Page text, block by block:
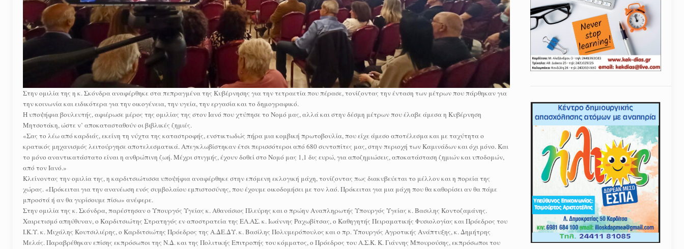
Στην ομιλία της η κ. Σκόνδρα αναφέρθηκε στα πεπραγμένα της Κυβέρνησης για την τετραετία που πέρασε, τονίζοντας την ένταση των μέτρων που πάρθηκαν για
την κοινωνία και ειδικότερα για την οικογένεια, την υγεία, την εργασία και το δημογραφικό.
Η υποψήφια βουλευτής, αφιέρωσε μέρος της ομιλίας της στον Ιανό που χτύπησε το Νομό μας, αλλά και στην δέσμη μέτρων που έλαβε άμεσα η Κυβέρνηση
Μητσοτάκη, ώστε ν’ αποκατασταθούν οι βιβλικές ζημιές.
«Σας το λέω από καρδιάς, εκείνη τη νύχτα της καταστροφής, ενστικτωδώς πήρα μια κομβική πρωτοβουλία, που είχε άμεσο αποτέλεσμα και με ταχύτητα ο
κρατικός μηχανισμός λειτούργησε αποτελεσματικά. Απεγκλωβίστηκαν έτσι περισσότεροι από 680 συντοπίτες μας, στην περιοχή των Καμινάδων και όχι μόνο. Και
το μόνο αναντικατάστατο είναι η ανθρώπινη ζωή. Μέχρι στιγμής, έχουν δοθεί στο Νομό μας 1,1 δις ευρώ, για αποζημιώσεις, αποκατάσταση ζημιών και υποδομών,
από τον Ιανό.»
Κλείνοντας την ομιλία της, η καρδιτσιώτισσα υποψήφια αναφέρθηκε στην επόμενη εκλογική μάχη, τονίζοντας πως διακυβεύεται το μέλλον και η πορεία της
χώρας. «Πρόκειται για την ανανέωση ενός συμβολαίου εμπιστοσύνης, που έχουμε οικοδομήσει με τον λαό. Πρόκειται για μια μάχη που θα καθορίσει αν θα πάμε
μπροστά ή αν θα γυρίσουμε πίσω» ανέφερε.
Στην ομιλία της κ. Σκόνδρα, παρέστησαν ο Υπουργός Υγείας κ. Αθανάσιος Πλεύρης και ο πρώην Αναπληρωτής Υπουργός Υγείας κ. Βασιλης Κοντοζαμάνης.
Χαιρετισμό απηύθυναν, ο Καρδιτσιώτης Στρατηγός εν αποστρατεία της ΕΛ.ΑΣ. κ. Ιωάννης Ραχωβίτσας, ο Καθηγητής Πειραματικής Φυσιολογίας και Πρόεδρος του
Ι.Κ.Υ. κ. Μιχάλης Κουτσιλιέρης, ο Καρδιτσιώτης Πρόεδρος της Α.ΔΕ.ΔΥ. κ. Βασίλης Πολυμερόπουλος και ο πρ. Υπουργός Αγροτικής Ανάπτυξης, κ. Δημήτρης
Μελάς. Παραβρέθηκαν επίσης εκπρόσωποι της Ν.Δ. και της Πολιτικής Επιτροπής του κόμματος, ο Πρόεδρος του Α.Σ.Κ. Κ. Γιάννης Μπουρούσης, εκπρόσωποι του